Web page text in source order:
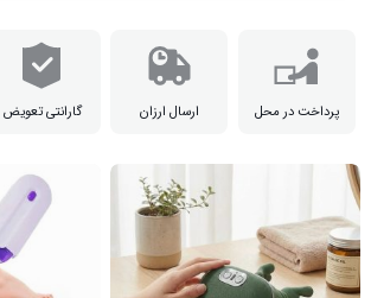
پرداخت در محل ارسال ارزان گارانتی تعویض